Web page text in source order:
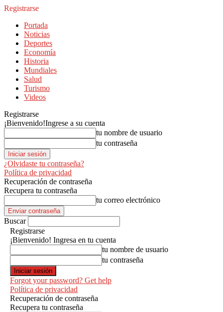
Registrarse
Portada
Noticias
Deportes
Economía
Historia
Mundiales
Salud
Turismo
Videos
Registrarse
¡Bienvenido!Ingrese a su cuenta
tu nombre de usuario
tu contraseña
¿Olvidaste tu contraseña?
Política de privacidad
Recuperación de contraseña
Recupera tu contraseña
tu correo electrónico
Buscar
Registrarse
¡Bienvenido! Ingresa en tu cuenta
tu nombre de usuario
tu contraseña
Forgot your password? Get help
Política de privacidad
Recuperación de contraseña
Recupera tu contraseña